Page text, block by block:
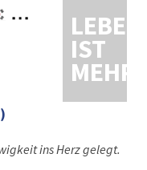
LEBEN
IST
MEHR
ins Herz gelegt.